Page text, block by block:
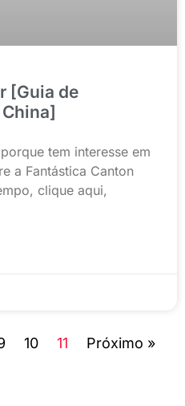
[Guia de
tem interesse em
a Fantástica Canton
clique aqui,
10 11 Próximo »